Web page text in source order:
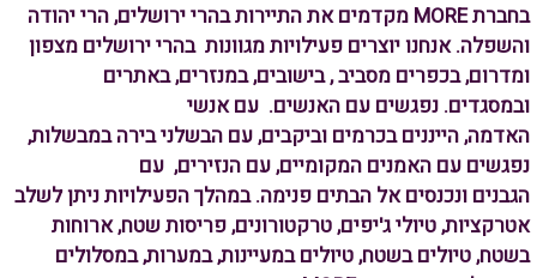
בחברת MORE מקדמים את התיירות בהרי ירושלים, הרי יהודה
והשפלה. אנחנו יוצרים פעילויות מגוונות בהרי ירושלים מצפון
ומדרום, בכפרים מסביב , בישובים, במנזרים, באתרים
ובמסגדים. נפגשים עם האנשים. עם אנשי
האדמה, היינניםבכרמים וביקבים, עם הבשלני בירה במבשלות,
נפגשים עם האמנים המקומיים, עם הנזירים, עם
הגבנים ונכנסים אל הבתים פנימה. במהלך הפעילויות ניתן לשלב
אטרקציות, טיולי ג'יפים, טרקטורונים, פריסות שטח, ארוחות
בשטח, טיולים בשטח, טיולים במעיינות, במערות, במסלולים